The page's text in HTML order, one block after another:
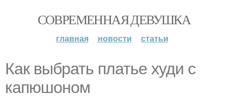
СОВРЕМЕННАЯ ДЕВУШКА
главная новости статьи
Как выбрать платье худи с
капюшоном